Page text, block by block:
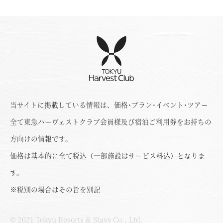
当サイトに掲載している情報は、価格･プラン･イベント･ツアー
全て東急ハーヴェストクラブ会員様及び宿泊ご利用券をお持ちの
方向けの情報です。
価格は基本的に全て税込（一部施設はサービス料込）となりま
す。
※税別の場合はその旨を別記
© 2021 Tokyu Resorts & Stays Co., Ltd.